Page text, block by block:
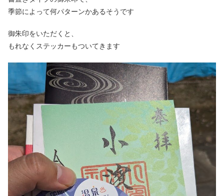
季節によって何パターンかあるそうです
御朱印をいただくと、
もれなくステッカーもついてきます